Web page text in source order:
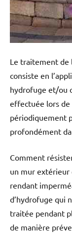
Le traitement de
consiste en
hydrofuge et/ou
effectuée lors
périodiquement
profondément
Comment
un mur extérieur
rendant
d’hydrofuge qui
traitée pendant
de manière